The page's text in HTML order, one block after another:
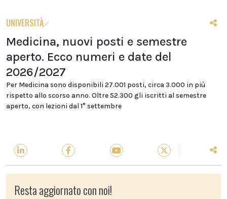
UNIVERSITÀ
Medicina, nuovi posti e semestre
aperto. Ecco numeri e date del
2026/2027
Per Medicina sono disponibili 27.001 posti, circa 3.000 in più
rispetto allo scorso anno. Oltre 52.300 gli iscritti al semestre
aperto, con lezioni dal 1° settembre
Resta aggiornato con noi!